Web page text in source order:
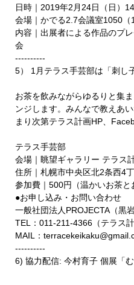
日時｜2019年2月24日（日）
会場｜かでる2.7会議室1050（
内容｜出展者による作品のプ
会
----------
5） 1月テラス手芸部は「刺し
お茶を飲みながらゆるりと集
ンジします。みんなで教えあ
まり次第テラス計画HP、
テラス手芸部
会場｜眺望ギャラリー テラス
住所｜札幌市中央区北2条西4
参加費｜500円（温かいお茶と
●お申し込み・お問い合わせ
一般社団法人PROJECTA（黒岩
TEL：011-211-4366（テラス計
MAIL：
----------
6) 協力配信: 今村育子 個展「